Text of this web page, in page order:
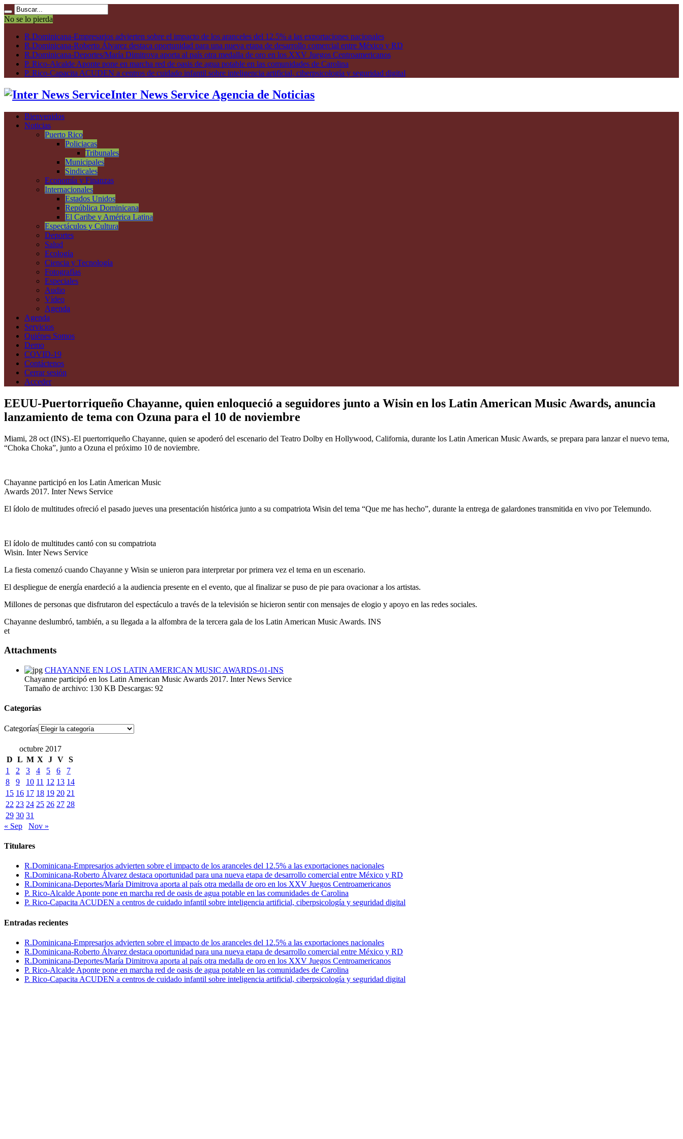
No se lo pierda
R.Dominicana-Empresarios advierten sobre el impacto de los aranceles del 12.5% a las exportaciones nacionales
R.Dominicana-Roberto Álvarez destaca oportunidad para una nueva etapa de desarrollo comercial entre México y RD
R.Dominicana-Deportes/María Dimitrova aporta al país otra medalla de oro en los XXV Juegos Centroamericanos
P. Rico-Alcalde Aponte pone en marcha red de oasis de agua potable en las comunidades de Carolina
P. Rico-Capacita ACUDEN a centros de cuidado infantil sobre inteligencia artificial, ciberpsicología y seguridad digital
Inter News Service Agencia de Noticias
Bienvenidos
Noticias
Puerto Rico
Policiacas
Tribunales
Municipales
Sindicales
Economía y Finanzas
Internacionales
Estados Unidos
República Dominicana
El Caribe y América Latina
Espectáculos y Cultura
Deportes
Salud
Ecología
Ciencia y Tecnología
Fotografías
Especiales
Audio
Vídeo
Agenda
Agenda
Servicios
Quiénes Somos
Demo
COVID-19
Contáctenos
Cerrar sesión
Acceder
EEUU-Puertorriqueño Chayanne, quien enloqueció a seguidores junto a Wisin en los Latin American Music Awards, anuncia
lanzamiento de tema con Ozuna para el 10 de noviembre
Miami, 28 oct (INS).-El puertorriqueño Chayanne, quien se apoderó del escenario del Teatro Dolby en Hollywood, California, durante los Latin American Music Awards, se prepara para lanzar el nuevo tema,
“Choka Choka”, junto a Ozuna el próximo 10 de noviembre.
Chayanne participó en los Latin American Music
Awards 2017. Inter News Service
El ídolo de multitudes ofreció el pasado jueves una presentación histórica junto a su compatriota Wisin del tema “Que me has hecho”, durante la entrega de galardones transmitida en vivo por Telemundo.
El ídolo de multitudes cantó con su compatriota
Wisin. Inter News Service
La fiesta comenzó cuando Chayanne y Wisin se unieron para interpretar por primera vez el tema en un escenario.
El despliegue de energía enardeció a la audiencia presente en el evento, que al finalizar se puso de pie para ovacionar a los artistas.
Millones de personas que disfrutaron del espectáculo a través de la televisión se hicieron sentir con mensajes de elogio y apoyo en las redes sociales.
Chayanne deslumbró, también, a su llegada a la alfombra de la tercera gala de los Latin American Music Awards. INS
et
Attachments
CHAYANNE EN LOS LATIN AMERICAN MUSIC AWARDS-01-INS
Chayanne participó en los Latin American Music Awards 2017. Inter News Service
Tamaño de archivo: 130 KB Descargas: 92
Categorías
Categorías
octubre 2017
D L M X J V S
1
2 3 4 5 6
7
8
9 10 11 12 13 14
15 16 17 18 19 20 21
22 23 24 25 26 27 28
29 30 31
« Sep
Nov »
Titulares
R.Dominicana-Empresarios advierten sobre el impacto de los aranceles del 12.5% a las exportaciones nacionales
R.Dominicana-Roberto Álvarez destaca oportunidad para una nueva etapa de desarrollo comercial entre México y RD
R.Dominicana-Deportes/María Dimitrova aporta al país otra medalla de oro en los XXV Juegos Centroamericanos
P. Rico-Alcalde Aponte pone en marcha red de oasis de agua potable en las comunidades de Carolina
P. Rico-Capacita ACUDEN a centros de cuidado infantil sobre inteligencia artificial, ciberpsicología y seguridad digital
Entradas recientes
R.Dominicana-Empresarios advierten sobre el impacto de los aranceles del 12.5% a las exportaciones nacionales
R.Dominicana-Roberto Álvarez destaca oportunidad para una nueva etapa de desarrollo comercial entre México y RD
R.Dominicana-Deportes/María Dimitrova aporta al país otra medalla de oro en los XXV Juegos Centroamericanos
P. Rico-Alcalde Aponte pone en marcha red de oasis de agua potable en las comunidades de Carolina
P. Rico-Capacita ACUDEN a centros de cuidado infantil sobre inteligencia artificial, ciberpsicología y seguridad digital